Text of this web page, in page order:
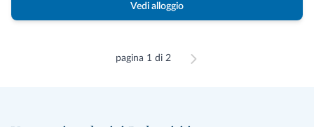
Vedi alloggio
pagina 1 di 2